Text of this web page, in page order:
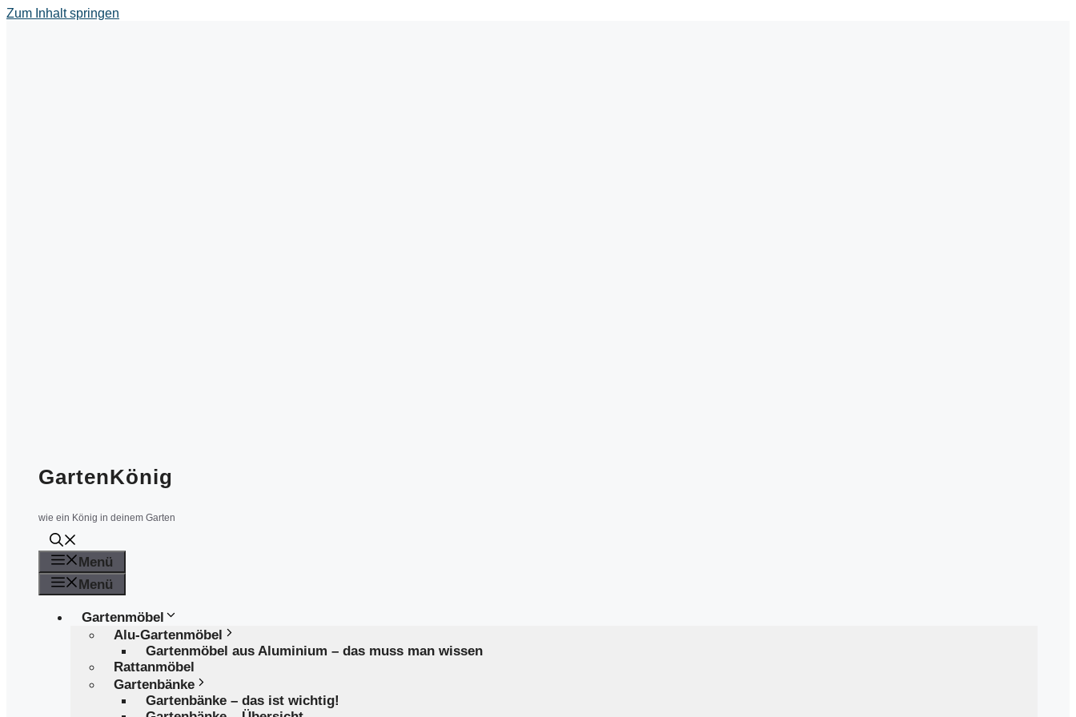
Zum Inhalt springen
GartenKönig
wie ein König in deinem Garten
Menü
Menü
Gartenmöbel
Alu-Gartenmöbel
Gartenmöbel aus Aluminium – das muss man wissen
Rattanmöbel
Gartenbänke
Gartenbänke – das ist wichtig!